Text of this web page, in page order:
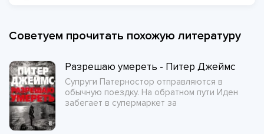
Советуем прочитать похожую литературу
Разрешаю умереть - Питер Джеймс
Супруги Патерностор отправляются в
обычную поездку. На обратном пути Иден
забегает в супермаркет за